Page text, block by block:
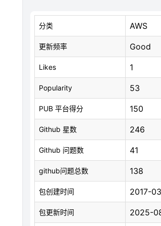
分类 AWS
更新频率 Good
Likes 1
Popularity 53
PUB 平台得分 150
Github 星数 246
Github 问题数 41
github问题总数 138
包创建时间 2017-
包更新时间 2025-